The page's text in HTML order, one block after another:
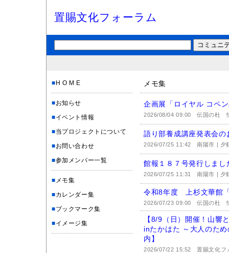
置賜文化フォーラム
■ H O M E
■お知らせ
■イベント情報
■当プロジェクトについて
■お問い合わせ
■参加メンバー一覧
■ メモ集
■カレンダー集
■ブックマーク集
■イメージ集
メモ集
企画展「ロイヤル コペ
2026/08/04 09:00伝国の杜
語り部養成講座発表会の
2026/07/25 11:42南陽市 | 夕
館報１８７号発行しまし
2026/07/25 11:31南陽市 | 夕
令和8年度 上杉文華館
2026/07/23 09:00伝国の杜
【8/9（日）開催！山響
inたかはた ～大人のた
内】
2026/07/22 15:52置賜文化フ